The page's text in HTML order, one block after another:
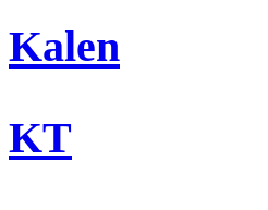
Kalen
KT